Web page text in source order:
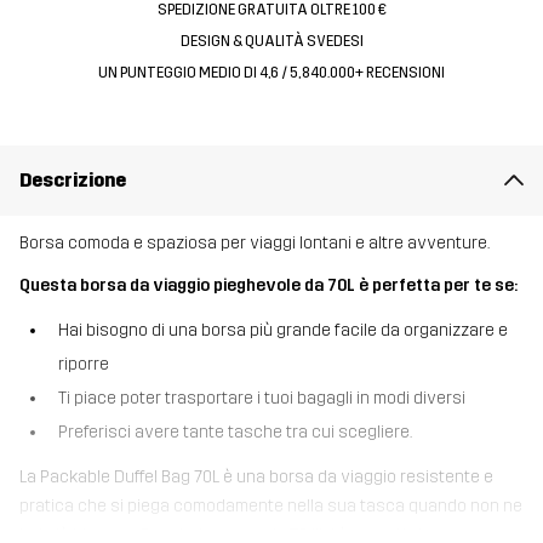
SPEDIZIONE GRATUITA OLTRE 100 €
DESIGN & QUALITÀ SVEDESI
UN PUNTEGGIO MEDIO DI 4,6 / 5, 840.000+ RECENSIONI
Descrizione
Borsa comoda e spaziosa per viaggi lontani e altre avventure.
Questa borsa da viaggio pieghevole da 70L è perfetta per te se:
Hai bisogno di una borsa più grande facile da organizzare e
riporre
Ti piace poter trasportare i tuoi bagagli in modi diversi
Preferisci avere tante tasche tra cui scegliere.
La Packable Duffel Bag 70L è una borsa da viaggio resistente e
pratica che si piega comodamente nella sua tasca quando non ne